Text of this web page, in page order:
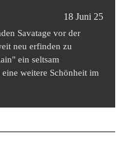
18 Juni 25
Savatage vor der
neu erfinden zu
ein seltsam
weitere Schönheit im